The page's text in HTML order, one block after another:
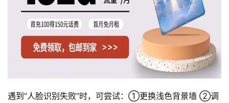
带
遇到”人脸识别失败”时，可尝试：①更换浅色背景墙 ②调